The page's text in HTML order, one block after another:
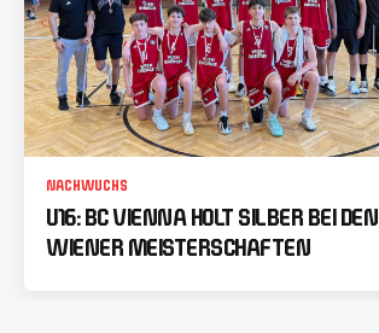
NACHWUCHS
U16: BC VIENNA HOLT SILBER BEI DEN
WIENER MEISTERSCHAFTEN